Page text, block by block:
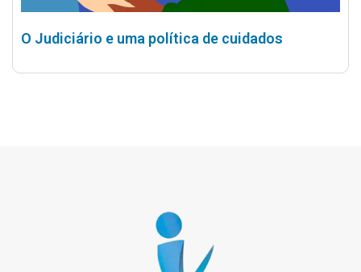
O Judiciário e uma política de cuidados